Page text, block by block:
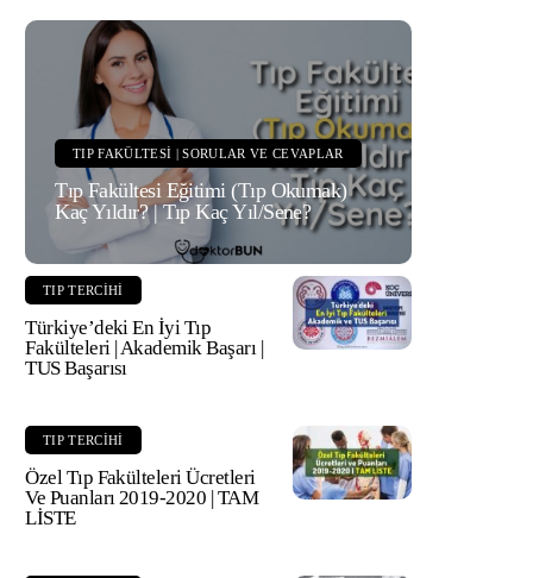
TIP FAKÜLTESI | SORULAR VE CEVAPLAR
Tıp Fakültesi Eğitimi (Tıp Okumak)
Kaç Yıldır? | Tıp Kaç Yıl/Sene?
TIP TERCIHI
Türkiye’deki En İyi Tıp
Fakülteleri | Akademik Başarı |
TUS Başarısı
TIP TERCIHI
Özel Tıp Fakülteleri Ücretleri
Ve Puanları 2019-2020 | TAM
LİSTE